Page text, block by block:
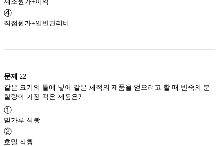
제조원가+이익
④
직접원가+일반관리비
문제 22
같은 크기의 틀에 넣어 같은 체적의 제품을 얻으려고 할 때 반죽의 분
할량이 가장 적은 제품은?
①
밀가루 식빵
②
호밀 식빵